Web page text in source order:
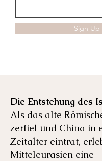
Sign Up
Die Entstehung des
Als das alte
zerfiel und China in
Zeitalter eintrat,
Mitteleurasien eine